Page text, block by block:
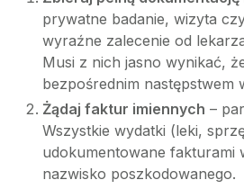
prywatne badanie, wizyta
wyraźne zalecenie od
Musi z nich jasno wynikać,
bezpośrednim następstwem
Żądaj faktur imiennych –
Wszystkie wydatki (leki,
udokumentowane fakturami
nazwisko poszkodowanego.